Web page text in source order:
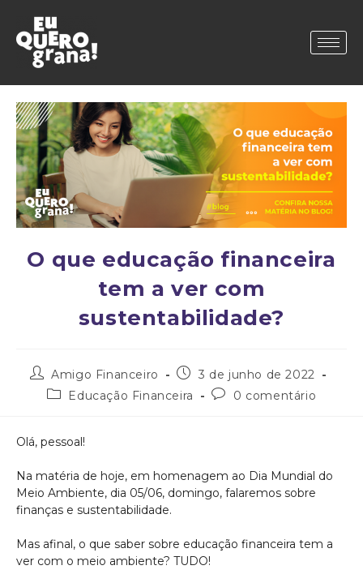
O que educação financeira
tem a ver com
sustentabilidade?
Amigo Financeiro
3 de junho de 2022
Educação Financeira
0 comentário
Olá, pessoal!
Na matéria de hoje, em homenagem ao Dia Mundial do
Meio Ambiente, dia 05/06, domingo, falaremos sobre
finanças e sustentabilidade.
Mas afinal, o que saber sobre educação financeira tem a
ver com o meio ambiente? TUDO!